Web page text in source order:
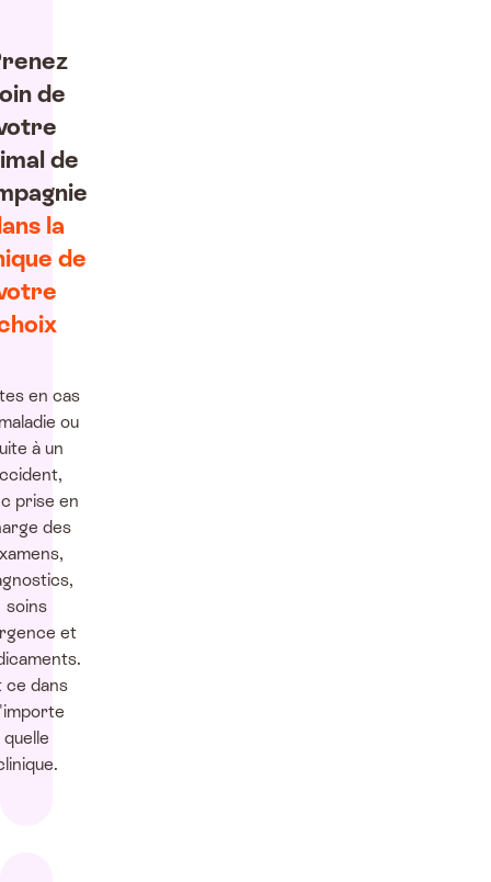
de
de
la
de
en cas
ou
à un
prise en
des
soins
et
ce dans
quelle